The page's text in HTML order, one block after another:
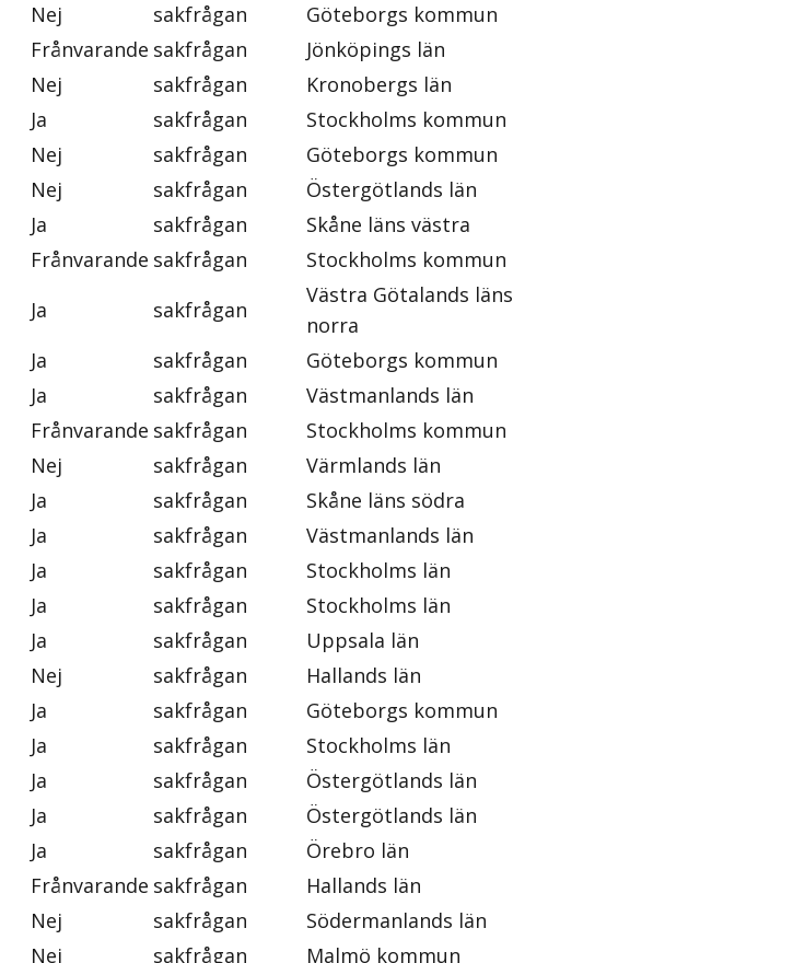
Nej sakfrågan
Göteborgs kommun
Frånvarande sakfrågan
Jönköpings län
Nej sakfrågan
Kronobergs län
Ja sakfrågan
Stockholms kommun
Nej sakfrågan
Göteborgs kommun
Nej sakfrågan
Östergötlands län
Ja sakfrågan
Skåne läns västra
Frånvarande sakfrågan
Stockholms kommun
Ja sakfrågan
Västra Götalands läns
norra
Ja sakfrågan
Göteborgs kommun
Ja sakfrågan
Västmanlands län
Frånvarande sakfrågan
Stockholms kommun
Nej sakfrågan
Värmlands län
Ja sakfrågan
Skåne läns södra
Ja sakfrågan
Västmanlands län
Ja sakfrågan
Stockholms län
Ja sakfrågan
Stockholms län
Ja sakfrågan
Uppsala län
Nej sakfrågan
Hallands län
Ja sakfrågan
Göteborgs kommun
Ja sakfrågan
Stockholms län
Ja sakfrågan
Östergötlands län
Ja sakfrågan
Östergötlands län
Ja sakfrågan
Örebro län
Frånvarande sakfrågan
Hallands län
Nej sakfrågan
Södermanlands län
Nej sakfrågan Malmö kommun